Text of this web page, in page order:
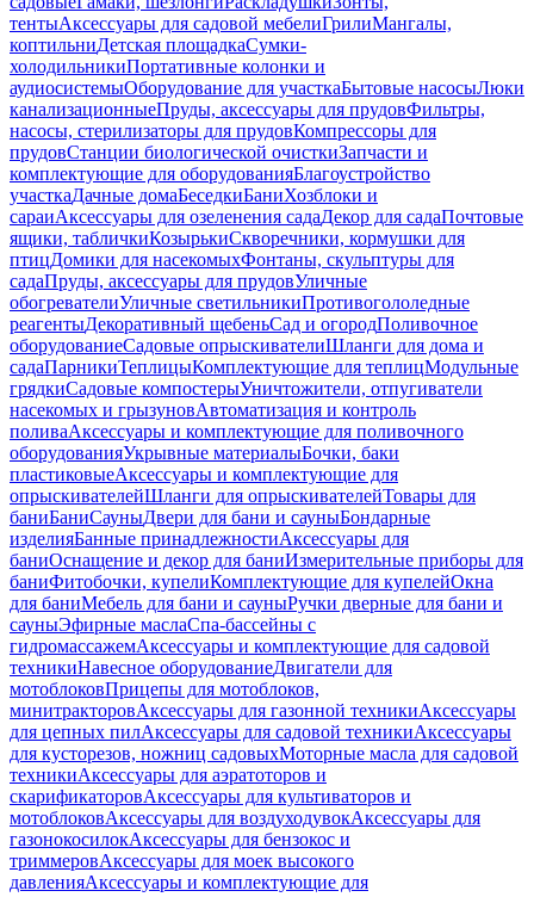
тентыАксессуары для садовой мебелиГрилиМангалы,
коптильниДетская площадкаСумки-
холодильникиПортативные колонки и
аудиосистемыОборудование для участкаБытовые насосыЛюки
канализационныеПруды, аксессуары для прудовФильтры,
насосы, стерилизаторы для прудовКомпрессоры для
прудовСтанции биологической очисткиЗапчасти и
комплектующие для оборудованияБлагоустройство
участкаДачные домаБеседкиБаниХозблоки и
сараиАксессуары для озеленения садаДекор для садаПочтовые
ящики, табличкиКозырькиСкворечники, кормушки для
птицДомики для насекомыхФонтаны, скульптуры для
садаПруды, аксессуары для прудовУличные
обогревателиУличные светильникиПротивогололедные
реагентыДекоративный щебеньСад и огородПоливочное
оборудованиеСадовые опрыскивателиШланги для дома и
садаПарникиТеплицыКомплектующие для теплицМодульные
грядкиСадовые компостерыУничтожители, отпугиватели
насекомых и грызуновАвтоматизация и контроль
поливаАксессуары и комплектующие для поливочного
оборудованияУкрывные материалыБочки, баки
пластиковыеАксессуары и комплектующие для
опрыскивателейШланги для опрыскивателейТовары для
баниБаниСауныДвери для бани и сауныБондарные
изделияБанные принадлежностиАксессуары для
баниОснащение и декор для баниИзмерительные приборы для
баниФитобочки, купелиКомплектующие для купелейОкна
для баниМебель для бани и сауныРучки дверные для бани и
сауныЭфирные маслаСпа-бассейны с
гидромассажемАксессуары и комплектующие для садовой
техникиНавесное оборудованиеДвигатели для
мотоблоковПрицепы для мотоблоков,
минитракторовАксессуары для газонной техникиАксессуары
для цепных пилАксессуары для садовой техникиАксессуары
для кусторезов, ножниц садовыхМоторные масла для садовой
техникиАксессуары для аэратоторов и
скарификаторовАксессуары для культиваторов и
мотоблоковАксессуары для воздуходувокАксессуары для
газонокосилокАксессуары для бензокос и
триммеровАксессуары для моек высокого
давленияАксессуары и комплектующие для